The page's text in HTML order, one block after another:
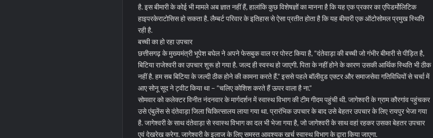
है. इस बीमारी के कोई भी मामले अब ज्ञात नहीं हैं, हालांकि कुछ विशेषज्ञों का मानना है कि यह एक प्रकार का एपिडर्मोलिटिक
हाइपरकेराटोसिस हो सकता है. लैम्बर्ट परिवार के इतिहास से ऐसा प्रतीत होता है कि यह बीमारी एक ऑटोसोमल प्रमुख स्थिति
रही है.
बच्ची का हो रहा उपचार
छत्तीसगढ़ के मुख्यमंत्री भूपेश बघेल ने अपने फेसबुक वाल पर पोस्ट किया है, “दंतेवाड़ा की बच्ची जो गंभीर बीमारी से पीड़ित है,
बिटिया राजेश्वरी का उपचार शुरू हो गया है. जल्द ही स्वस्थ हो जाएगी. पिता के नहीं होने के कारण उसकी आर्थिक स्थिति भी ठीक
नहीं है. हम सब बिटिया के जल्दी ठीक होने की कामना करते हैं.” इससे पहले बॉलीवुड एक्टर और समाजसेवा गतिविधियों से चर्चा में
आए सोनू सूद ने ट्वीट किया था – “चलिए कोशिश करते हैं ऊपर वाला है ना.”
सोमवार को कलेक्टर विनीत नंदनवार के मार्गदर्शन में स्वास्थ विभाग की टीम गीदम पहुंची थी. जागेश्वरी के ग्राम कौरगांव पहुंचकर
उसे एंबुलेंस से दंतेवाड़ा जिला चिकित्सालय लाया गया था. प्रारंभिक उपचार के बाद उसे बेहतर उपचार के लिए रायपुर भेजा गया
है. जागेश्वरी के साथ दंतेवाड़ा से स्वास्थ विभाग का दल भी भेजा गया है, जो जागेश्वरी के साथ वहां रहकर उसका बेहतर उपचार
एवं देखरेख करेगा. जागेश्वरी के इलाज के लिए समस्त आवश्यक खर्च स्वास्थ विभाग के द्वारा किया जाएगा.